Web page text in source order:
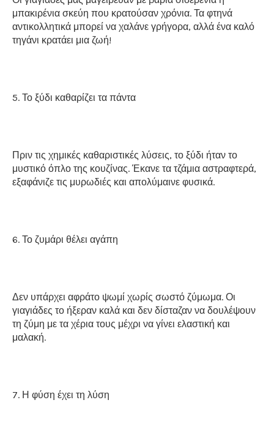
μπακιρένια σκεύη που κρατούσαν χρόνια. Τα φτηνά
αντικολλητικά μπορεί να χαλάνε γρήγορα, αλλά ένα καλό
τηγάνι κρατάει μια ζωή!
5. Το ξύδι καθαρίζει τα πάντα
Πριν τις χημικές καθαριστικές λύσεις, το ξύδι ήταν το
μυστικό όπλο της κουζίνας. Έκανε τα τζάμια αστραφτερά,
εξαφάνιζε τις μυρωδιές και απολύμαινε φυσικά.
6. Το ζυμάρι θέλει αγάπη
Δεν υπάρχει αφράτο ψωμί χωρίς σωστό ζύμωμα. Οι
γιαγιάδες το ήξεραν καλά και δεν δίσταζαν να δουλέψουν
τη ζύμη με τα χέρια τους μέχρι να γίνει ελαστική και
μαλακή.
7. Η φύση έχει τη λύση